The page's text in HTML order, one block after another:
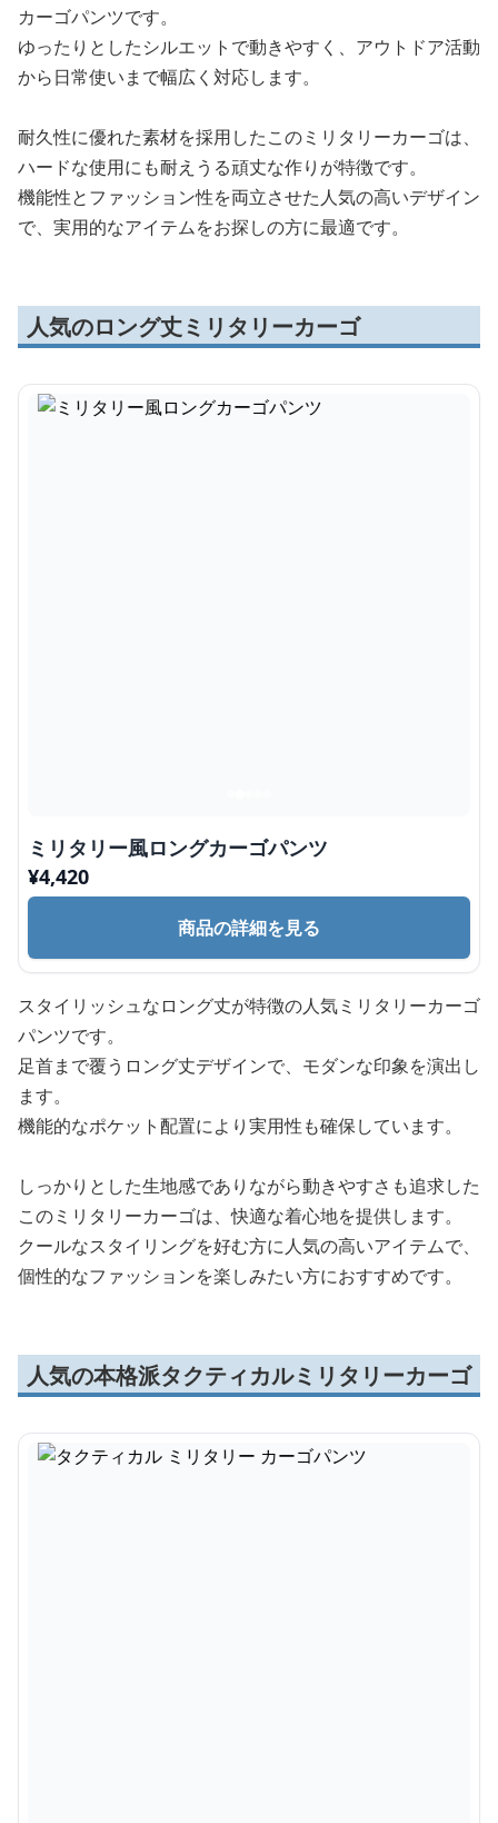
カーゴパンツです。
ゆったりとしたシルエットで動きやすく、アウトドア活動
から日常使いまで幅広く対応します。
耐久性に優れた素材を採用したこのミリタリーカーゴは、
ハードな使用にも耐えうる頑丈な作りが特徴です。
機能性とファッション性を両立させた人気の高いデザイン
で、実用的なアイテムをお探しの方に最適です。
人気のロング丈ミリタリーカーゴ
ミリタリー風ロングカーゴパンツ
¥4,420
商品の詳細を見る
スタイリッシュなロング丈が特徴の人気ミリタリーカーゴ
パンツです。
足首まで覆うロング丈デザインで、モダンな印象を演出し
ます。
機能的なポケット配置により実用性も確保しています。
しっかりとした生地感でありながら動きやすさも追求した
このミリタリーカーゴは、快適な着心地を提供します。
クールなスタイリングを好む方に人気の高いアイテムで、
個性的なファッションを楽しみたい方におすすめです。
人気の本格派タクティカルミリタリーカーゴ